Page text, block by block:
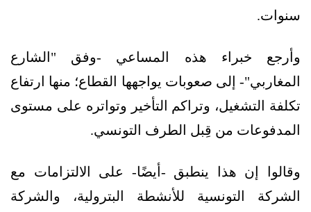
سنوات.
وأرجع خبراء هذه المساعي -وفق "الشارع
المغاربي"- إلى صعوبات يواجهها القطاع؛ منها ارتفاع
تكلفة التشغيل، وتراكم التأخير وتواتره على مستوى
المدفوعات من قِبل الطرف التونسي.
وقالوا إن هذا ينطبق -أيضًا- على الالتزامات مع
الشركة التونسية للأنشطة البترولية، والشركة